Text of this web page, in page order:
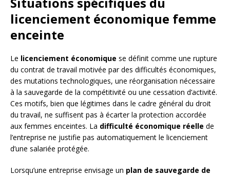
licenciement économique femme
enceinte
Le licenciement économique se définit comme une rupture
du contrat de travail motivée par des difficultés économiques,
des mutations technologiques, une réorganisation nécessaire
à la sauvegarde de la compétitivité ou une cessation d’activité.
Ces motifs, bien que légitimes dans le cadre général du droit
du travail, ne suffisent pas à écarter la protection accordée
aux femmes enceintes. La difficulté économique réelle de
l’entreprise ne justifie pas automatiquement le licenciement
d’une salariée protégée.
Lorsqu’une entreprise envisage un plan de sauvegarde de